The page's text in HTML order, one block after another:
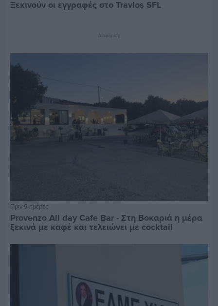
Ξεκινούν οι εγγραφές στο Travlos SFL
Διαφήμιση
Πριν 9 ημέρες
Provenzo All day Cafe Bar - Στη Βοκαριά η μέρα
ξεκινά με καφέ και τελειώνει με cocktail